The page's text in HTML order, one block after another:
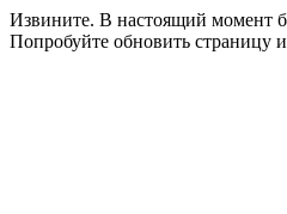
Извините. В настоящий момент
Попробуйте обновить страницу